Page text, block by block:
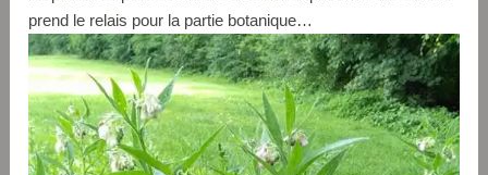
prend le relais pour la partie botanique…